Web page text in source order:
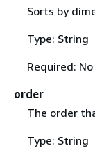
Sorts by
Type: String
Required: No
order
The order
Type: String